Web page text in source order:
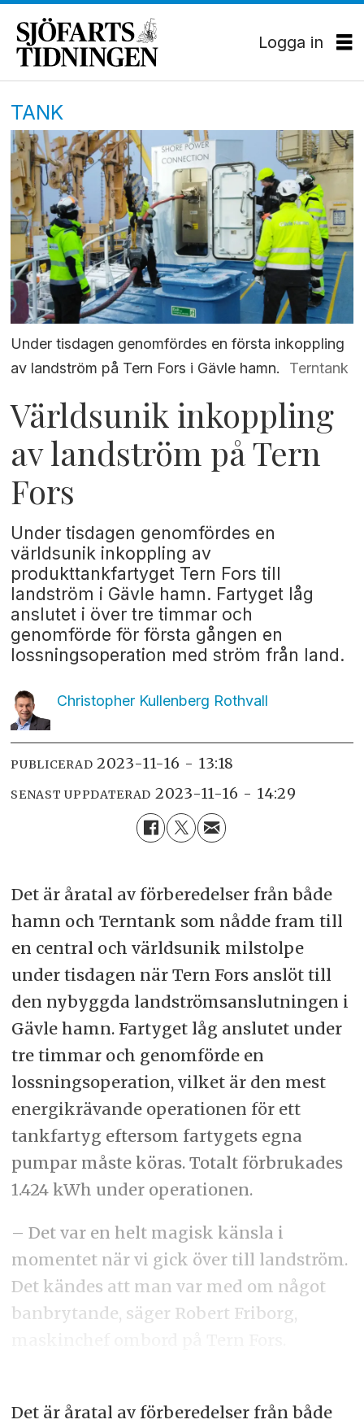
Logga in
TANK
Under tisdagen genomfördes en första inkoppling
av landström på Tern Fors i Gävle hamn.
Terntank
Världsunik inkoppling
av landström på Tern
Fors
Under tisdagen genomfördes en
världsunik inkoppling av
produkttankfartyget Tern Fors till
landström i Gävle hamn. Fartyget låg
anslutet i över tre timmar och
genomförde för första gången en
lossningsoperation med ström från land.
Christopher Kullenberg Rothvall
PUBLICERAD 2023-11-16 - 13:18
SENAST UPPDATERAD 2023-11-16 - 14:29
Det är åratal av förberedelser från både
hamn och Terntank som nådde fram till
en central och världsunik milstolpe
under tisdagen när Tern Fors anslöt till
den nybyggda landströmsanslutningen i
Gävle hamn. Fartyget låg anslutet under
tre timmar och genomförde en
lossningsoperation, vilket är den mest
energikrävande operationen för ett
tankfartyg eftersom fartygets egna
pumpar måste köras. Totalt förbrukades
1.424 kWh under operationen.
– Det var en helt magisk känsla i
momentet när vi gick över till landström.
Det kändes att man var med om något
banbrytande, säger Robert Friborg,
Det är åratal av förberedelser från både